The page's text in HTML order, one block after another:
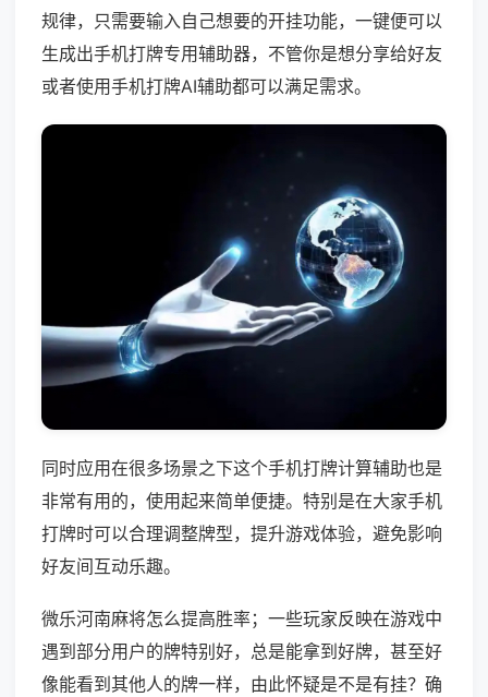
规律，只需要输入自己想要的开挂功能，一键便可以
生成出手机打牌专用辅助器，不管你是想分享给好友
或者使用手机打牌AI辅助都可以满足需求。
同时应用在很多场景之下这个手机打牌计算辅助也是
非常有用的，使用起来简单便捷。特别是在大家手机
打牌时可以合理调整牌型，提升游戏体验，避免影响
好友间互动乐趣。
微乐河南麻将怎么提高胜率；一些玩家反映在游戏中
遇到部分用户的牌特别好，总是能拿到好牌，甚至好
像能看到其他人的牌一样，由此怀疑是不是有挂？确